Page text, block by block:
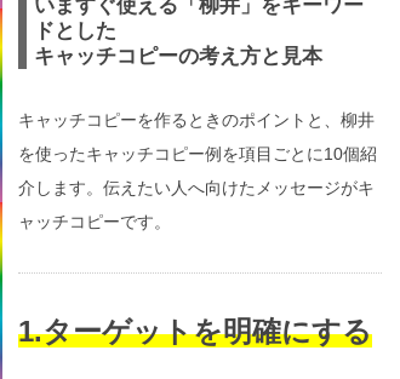
いますぐ使える「柳井」をキーワー
ドとした
キャッチコピーの考え方と見本
キャッチコピーを作るときのポイントと、柳井
を使ったキャッチコピー例を項目ごとに10個紹
介します。伝えたい人へ向けたメッセージがキ
ャッチコピーです。
1.ターゲットを明確にする